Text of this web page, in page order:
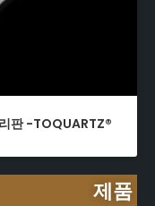
판 -TOQUARTZ®
제품